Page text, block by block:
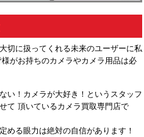
切に扱ってくれる未来のユーザーに私
がお持ちのカメラやカメラ用品は必
い！カメラが大好き！というスタッフ
て 頂いているカメラ買取専門店で
める眼力は絶対の自信があります！